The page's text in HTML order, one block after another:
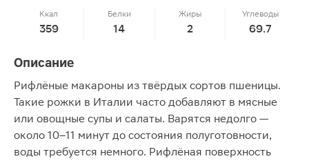
Ккал
359
Белки
14
Жиры
2
Углеводы
69.7
Описание
Рифлёные макароны из твёрдых сортов пшеницы.
Такие рожки в Италии часто добавляют в мясные
или овощные супы и салаты. Варятся недолго —
около 10–11 минут до состояния полуготовности,
воды требуется немного. Рифлёная поверхность